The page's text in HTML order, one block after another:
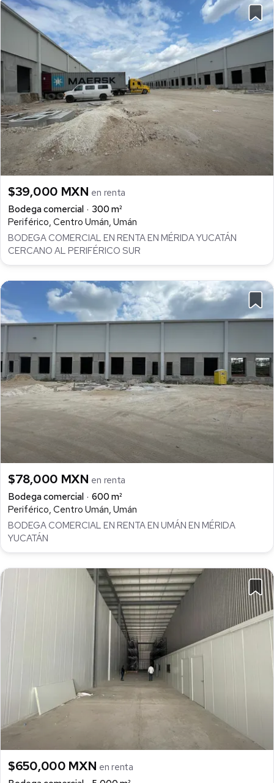
$39,000 MXN en renta
Bodega comercial
300 m²
Periférico, Centro Umán, Umán
BODEGA COMERCIAL EN RENTA EN MÉRIDA YUCATÁN
CERCANO AL PERIFÉRICO SUR
$78,000 MXN en renta
Bodega comercial
600 m²
Periférico, Centro Umán, Umán
BODEGA COMERCIAL EN RENTA EN UMÁN EN MÉRIDA
YUCATÁN
$650,000 MXN en renta